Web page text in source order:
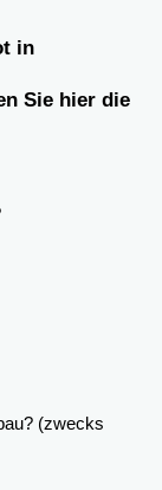
in
Sie hier die
(zwecks